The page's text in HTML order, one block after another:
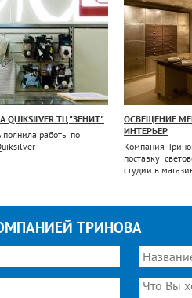
ТЦ "ЗЕНИТ"
работы по
ОСВЕЩЕНИЕ
ИНТЕРЬЕР
Компания
поставку
студии в
ТРИНОВА